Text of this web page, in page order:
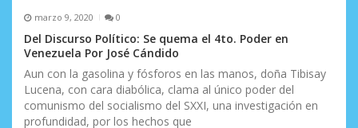
marzo 9, 2020 0
Del Discurso Político: Se quema el 4to. Poder en
Venezuela Por José Cándido
Aun con la gasolina y fósforos en las manos, doña Tibisay
Lucena, con cara diabólica, clama al único poder del
comunismo del socialismo del SXXI, una investigación en
profundidad, por los hechos que